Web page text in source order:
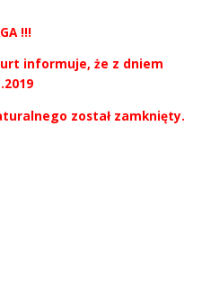
!!!
informuje, że z dniem
został zamknięty.